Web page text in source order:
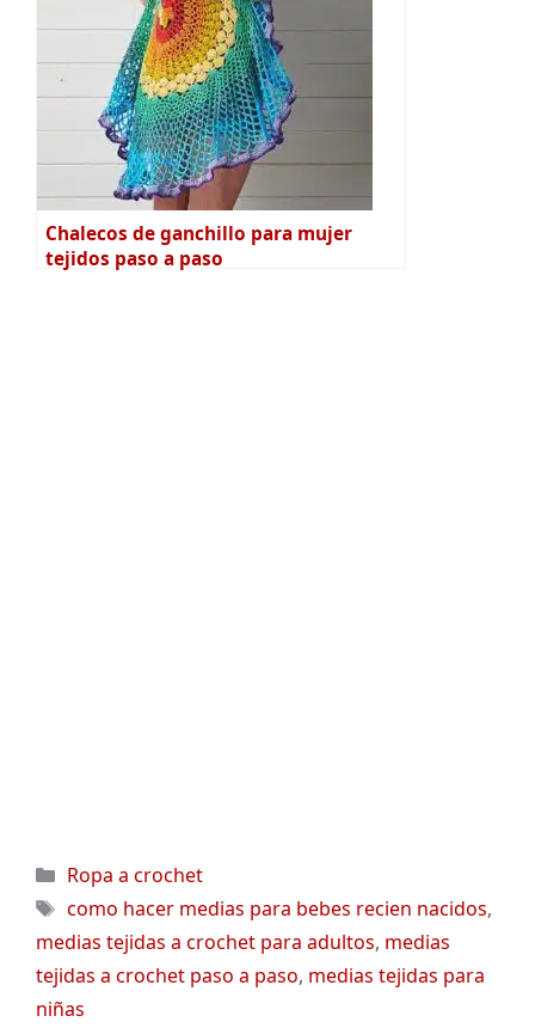
Chalecos de ganchillo para mujer
tejidos paso a paso
Categorías
Ropa a crochet
Etiquetas
como hacer medias para bebes recien nacidos,
medias tejidas a crochet para adultos, medias
tejidas a crochet paso a paso, medias tejidas para
niñas